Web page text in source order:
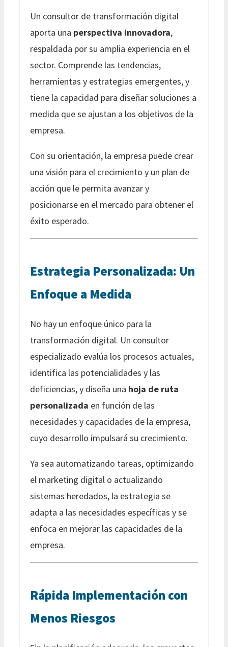
Un consultor de transformación digital
aporta una perspectiva innovadora,
respaldada por su amplia experiencia en el
sector. Comprende las tendencias,
herramientas y estrategias emergentes, y
tiene la capacidad para diseñar soluciones a
medida que se ajustan a los objetivos de la
empresa.
Con su orientación, la empresa puede crear
una visión para el crecimiento y un plan de
acción que le permita avanzar y
posicionarse en el mercado para obtener el
éxito esperado.
Estrategia Personalizada: Un
Enfoque a Medida
No hay un enfoque único para la
transformación digital. Un consultor
especializado evalúa los procesos actuales,
identifica las potencialidades y las
deficiencias, y diseña una hoja de ruta
personalizada en función de las
necesidades y capacidades de la empresa,
cuyo desarrollo impulsará su crecimiento.
Ya sea automatizando tareas, optimizando
el marketing digital o actualizando
sistemas heredados, la estrategia se
adapta a las necesidades específicas y se
enfoca en mejorar las capacidades de la
empresa.
Rápida Implementación con
Menos Riesgos